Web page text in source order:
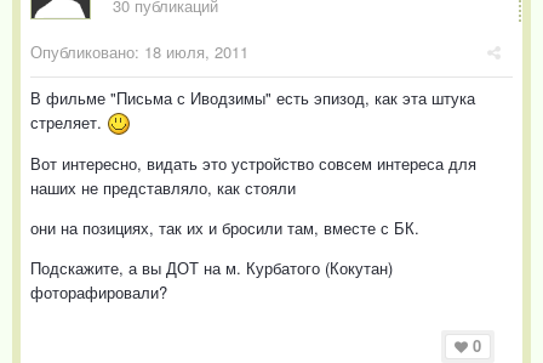
30 публикаций
Опубликовано: 18 июля, 2011
В фильме "Письма с Иводзимы" есть эпизод, как эта штука
стреляет.
Вот интересно, видать это устройство совсем интереса для
наших не представляло, как стояли
они на позициях, так их и бросили там, вместе с БК.
Подскажите, а вы ДОТ на м. Курбатого (Кокутан)
фоторафировали?
0